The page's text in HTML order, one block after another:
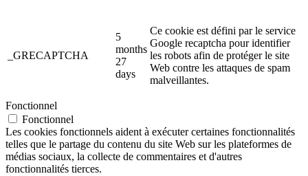
_GRECAPTCHA
5
months
27
days
Ce cookie est défini par le service
Google recaptcha pour identifier
les robots afin de protéger le site
Web contre les attaques de spam
malveillantes.
Fonctionnel
Fonctionnel
Les cookies fonctionnels aident à exécuter certaines fonctionnalités
telles que le partage du contenu du site Web sur les plateformes de
médias sociaux, la collecte de commentaires et d'autres
fonctionnalités tierces.